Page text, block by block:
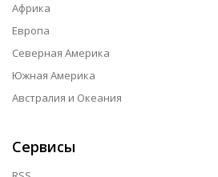
Африка
Европа
Северная Америка
Южная Америка
Австралия и Океания
Сервисы